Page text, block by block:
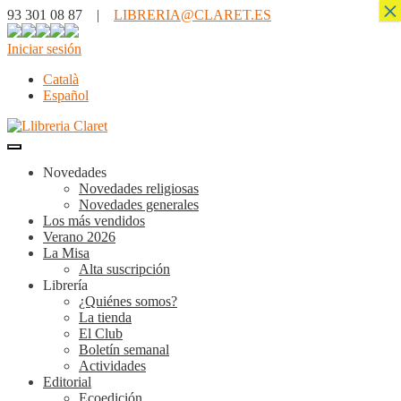
93 301 08 87 | LIBRERIA@CLARET.ES
Iniciar sesión
Català
Español
Novedades
Novedades religiosas
Novedades generales
Los más vendidos
Verano 2026
La Misa
Alta suscripción
Librería
¿Quiénes somos?
La tienda
El Club
Boletín semanal
Actividades
Editorial
Ecoedición
×